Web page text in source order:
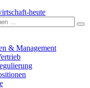
heute
& Management